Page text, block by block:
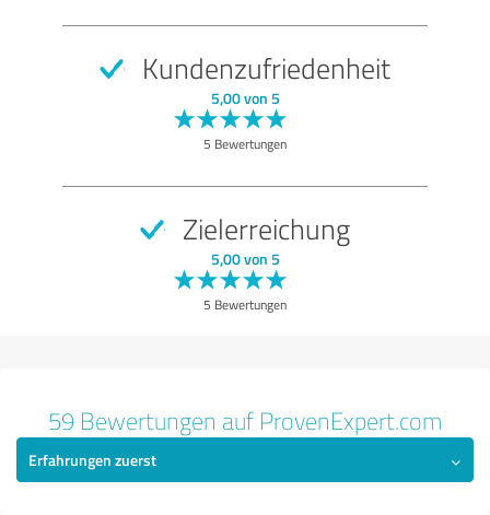
Kundenzufriedenheit
5,00 von 5
5 Bewertungen
Zielerreichung
5,00 von 5
5 Bewertungen
59 Bewertungen auf ProvenExpert.com
Erfahrungen zuerst